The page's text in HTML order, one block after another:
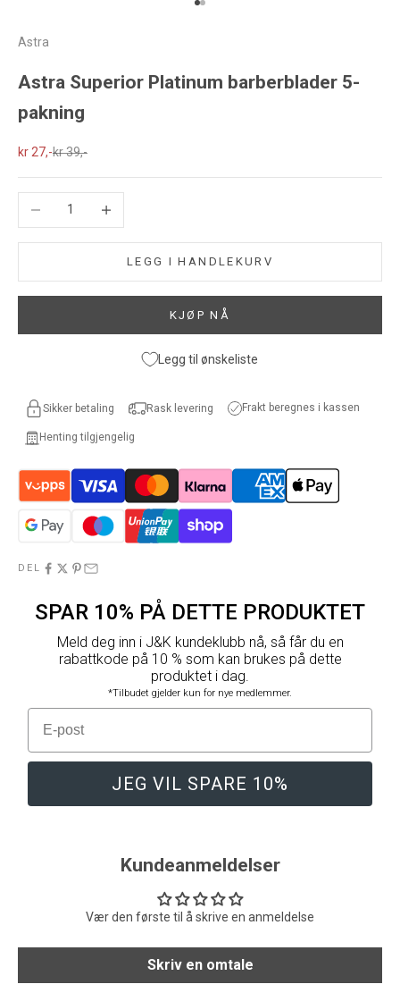
Gå til element 1
Gå til element 2
Astra
Astra Superior Platinum barberblader 5-
pakning
Salgspris
kr 27,-Normalpris
kr 39,-
Reduser antall
LEGG I HANDLEKURV
KJØP NÅ
Legg til ønskeliste
Sikker betaling Rask levering Frakt beregnes i kassen
Henting tilgjengelig
DEL
SPAR 10% PÅ DETTE PRODUKTET
Meld deg inn i J&K kundeklubb nå, så får du en
rabattkode på 10 % som kan brukes på dette
produktet i dag.
*Tilbudet gjelder kun for nye medlemmer.
E-post
JEG VIL SPARE 10%
Kundeanmeldelser
Vær den første til å skrive en anmeldelse
Skriv en omtale